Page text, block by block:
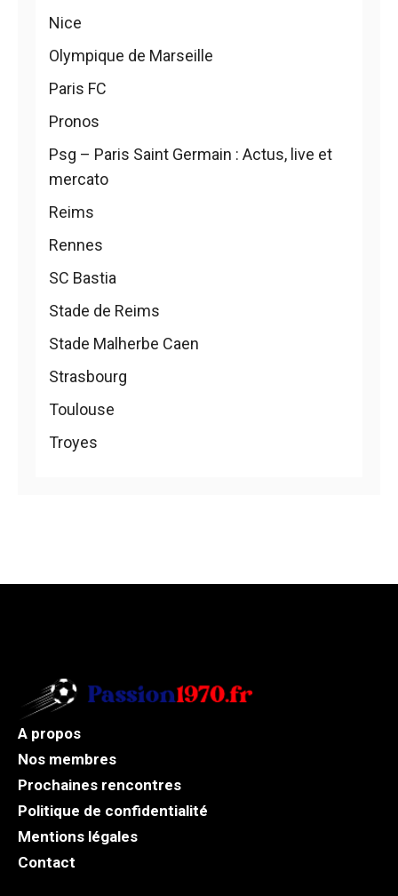
Nice
Olympique de Marseille
Paris FC
Pronos
Psg – Paris Saint Germain : Actus, live et
mercato
Reims
Rennes
SC Bastia
Stade de Reims
Stade Malherbe Caen
Strasbourg
Toulouse
Troyes
A propos
Nos membres
Prochaines rencontres
Politique de confidentialité
Mentions légales
Contact